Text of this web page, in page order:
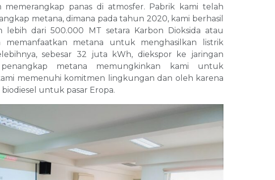
memerangkap panas di atmosfer. Pabrik kami telah
metana, dimana pada tahun 2020, kami berhasil
lebih dari 500.000 MT setara Karbon Dioksida atau
memanfaatkan metana untuk menghasilkan listrik
sebesar 32 juta kWh, diekspor ke jaringan
penangkap metana memungkinkan kami untuk
memenuhi komitmen lingkungan dan oleh karena
untuk pasar Eropa.